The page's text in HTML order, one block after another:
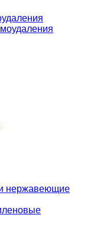
нержавеющие